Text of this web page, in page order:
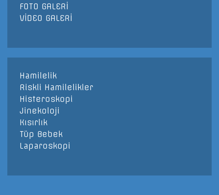
FOTO GALERİ
VİDEO GALERİ
Hamilelik
Riskli Hamilelikler
Histeroskopi
Jinekoloji
Kısırlık
Tüp Bebek
Laparoskopi